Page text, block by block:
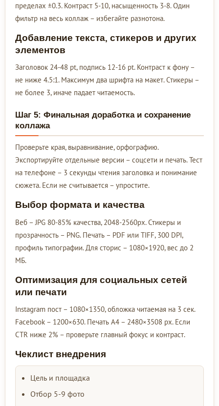
пределах ±0.3. Контраст 5-10, насыщенность 3-8. Один
фильтр на весь коллаж – избегайте разнотона.
Добавление текста, стикеров и других
элементов
Заголовок 24-48 pt, подпись 12-16 pt. Контраст к фону –
не ниже 4.5:1. Максимум два шрифта на макет. Стикеры –
не более 3, иначе падает читаемость.
Шаг 5: Финальная доработка и сохранение
коллажа
Проверьте края, выравнивание, орфографию.
Экспортируйте отдельные версии – соцсети и печать. Тест
на телефоне – 3 секунды чтения заголовка и понимание
сюжета. Если не считывается – упростите.
Выбор формата и качества
Веб – JPG 80-85% качества, 2048-2560px. Стикеры и
прозрачность – PNG. Печать – PDF или TIFF, 300 DPI,
профиль типографии. Для сторис – 1080×1920, вес до 2
МБ.
Оптимизация для социальных сетей
или печати
Instagram пост – 1080×1350, обложка читаемая на 3 сек.
Facebook – 1200×630. Печать А4 – 2480×3508 px. Если
CTR ниже 2% – проверьте главный фокус и контраст.
Чеклист внедрения
Цель и площадка
Отбор 5-9 фото